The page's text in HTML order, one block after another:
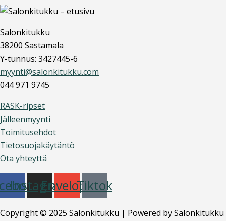
Salonkitukku
38200 Sastamala
Y-tunnus: 3427445-6
myynti@salonkitukku.com
044 971 9745
RASK-ripset
Jälleenmyynti
Toimitusehdot
Tietosuojakäytäntö
Ota yhteyttä
Instagram
EnvelopeTiktok
Copyright © 2025 Salonkitukku | Powered by Salonkitukku